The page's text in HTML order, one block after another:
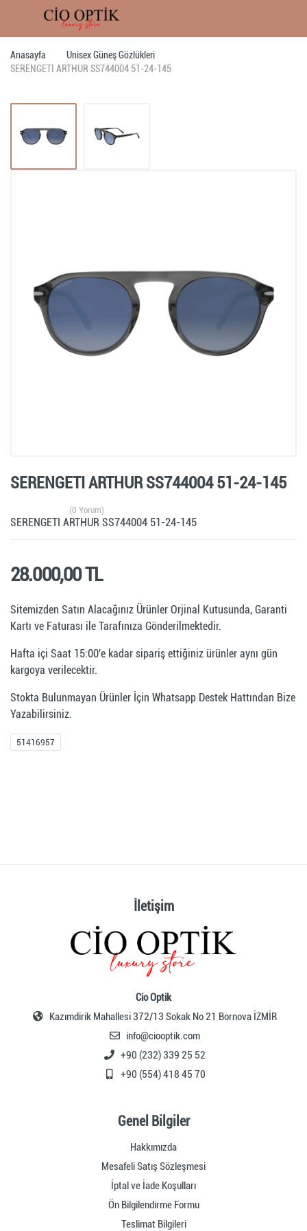
Anasayfa
Unisex Güneş Gözlükleri
SERENGETI ARTHUR SS744004 51-24-145
SERENGETI ARTHUR SS744004 51-24-145
(0 Yorum)
SERENGETI ARTHUR SS744004 51-24-145
28.000,00 TL
Sitemizden Satın Alacağınız Ürünler Orjinal Kutusunda, Garanti
Kartı ve Faturası ile Tarafınıza Gönderilmektedir.
Hafta içi Saat 15:00'e kadar sipariş ettiğiniz ürünler aynı gün
kargoya verilecektir.
Stokta Bulunmayan Ürünler İçin Whatsapp Destek Hattından Bize
Yazabilirsiniz.
51416957
İletişim
Cio Optik
Kazımdirik Mahallesi 372/13 Sokak No 21 Bornova İZMİR
info@ciooptik.com
+90 (232) 339 25 52
+90 (554) 418 45 70
Genel Bilgiler
Hakkımızda
Mesafeli Satış Sözleşmesi
İptal ve İade Koşulları
Ön Bilgilendirme Formu
Teslimat Bilgileri